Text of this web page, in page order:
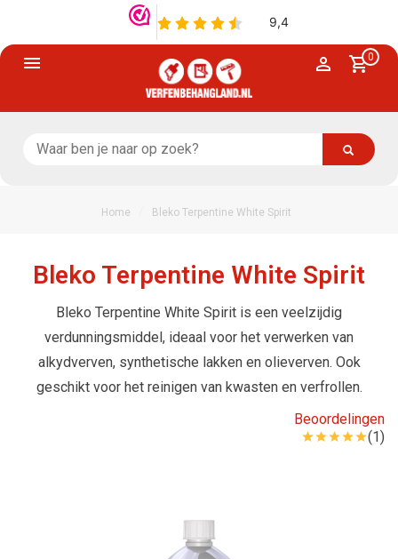
0
Home Bleko Terpentine White Spirit
Bleko Terpentine White Spirit
Bleko Terpentine White Spirit is een veelzijdig
verdunningsmiddel, ideaal voor het verwerken van
alkydverven, synthetische lakken en olieverven. Ook
geschikt voor het reinigen van kwasten en verfrollen.
Beoordelingen
(1)